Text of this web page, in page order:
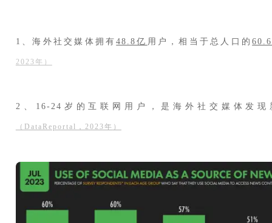
1、海外社交媒体拥有48.8亿 用户，相当于总人口的
2023年）
2、16-24岁的互联网用户，是海外社交媒体发现
（ DataReportal，2023年 ）